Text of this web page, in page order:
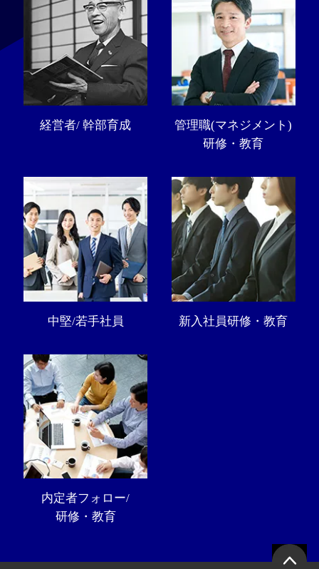
経営者/ 幹部育成
管理職(マネジメント)
研修・教育
中堅/若手社員 新入社員研修・教育
内定者フォロー/
研修・教育